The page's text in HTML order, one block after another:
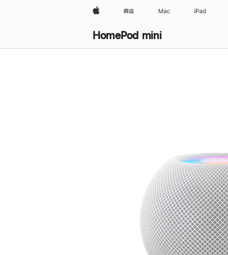
Apple 商店 Mac iPad
HomePod mini